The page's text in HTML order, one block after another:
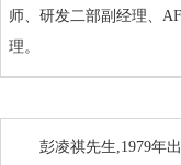
师、研发二部副经理、
理。
彭凌祺先生,1979年